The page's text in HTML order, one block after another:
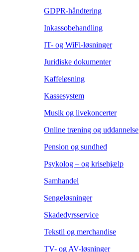
GDPR-håndtering
Inkassobehandling
IT- og WiFi-løsninger
Juridiske dokumenter
Kaffeløsning
Kassesystem
Musik og livekoncerter
Online træning og uddannelse
Pension og sundhed
Psykolog – og krisehjælp
Samhandel
Sengeløsninger
Skadedyrsservice
Tekstil og merchandise
TV- og AV-løsninger